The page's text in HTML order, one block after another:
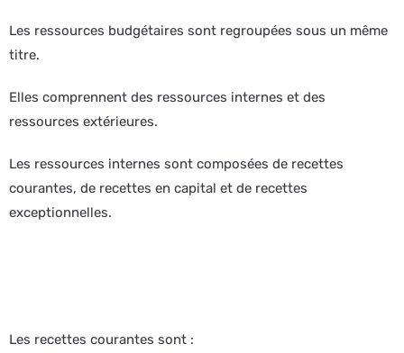
Les ressources budgétaires sont regroupées sous un même
titre.
Elles comprennent des ressources internes et des
ressources extérieures.
Les ressources internes sont composées de recettes
courantes, de recettes en capital et de recettes
exceptionnelles.
Les recettes courantes sont :